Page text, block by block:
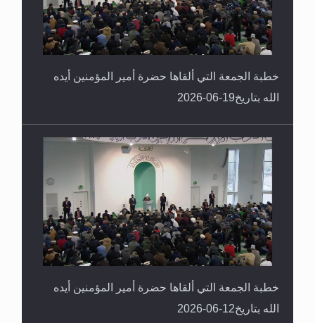
خطبة الجمعة التي ألقاها حضرة أمير المؤمنين أيده
الله بتاريخ19-06-2026
خطبة الجمعة التي ألقاها حضرة أمير المؤمنين أيده
الله بتاريخ12-06-2026